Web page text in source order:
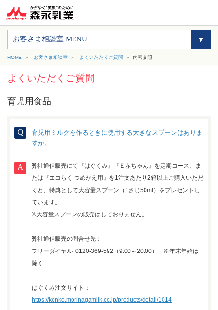
お客さま相談室 MENU
HOME お客さま相談室 よくいただくご質問 内容参照
よくいただくご質問
育児用食品
育児用ミルクを作るときに使用する大きなスプーンはありま
すか。
弊社通信販売にて『はぐくみ』『Ｅ赤ちゃん』を定期コース、ま
たは『エコらく つめかえ用』を1注文あたり2箱以上ご購入いただ
くと、特典として大容量スプーン（1さじ50ml）をプレゼントし
ています。
※大容量スプーンの販売はしておりません。
弊社通信販売の問合せ先：
フリーダイヤル 0120-369-592（9:00～20:00） ※年末年始は
除く
はぐくみ注文サイト：
https://kenko.morinagamilk.co.jp/products/detail/1014